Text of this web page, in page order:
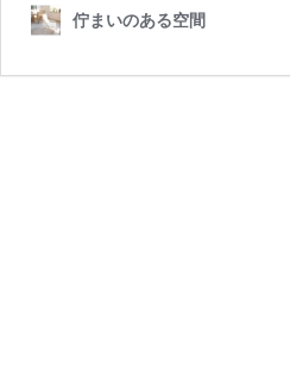
佇まいのある空間